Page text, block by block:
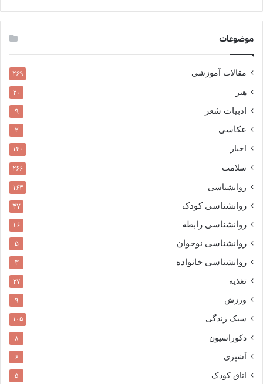
موضوعات
مقالات آموزشی ۲۶۹
هنر ۲۰
ادبیات شعر ۹
عکاسی ۲
اخبار ۱۴۰
سلامت ۲۶۶
روانشناسی ۱۶۳
روانشناسی کودک ۴۷
روانشناسی رابطه ۱۶
روانشناسی نوجوان ۵
روانشناسی خانواده ۳
تغذیه ۲۷
ورزش ۹
سبک زندگی ۱۰۵
دکوراسیون ۸
آشپزی ۶
اتاق کودک ۵